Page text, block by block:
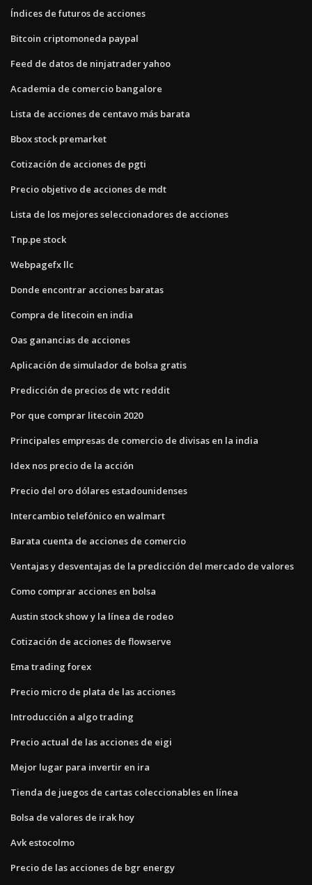
Índices de futuros de acciones
Bitcoin criptomoneda paypal
Feed de datos de ninjatrader yahoo
Academia de comercio bangalore
Lista de acciones de centavo más barata
Bbox stock premarket
Cotización de acciones de pgti
Precio objetivo de acciones de mdt
Lista de los mejores seleccionadores de acciones
Tnp.pe stock
Webpagefx llc
Donde encontrar acciones baratas
Compra de litecoin en india
Oas ganancias de acciones
Aplicación de simulador de bolsa gratis
Predicción de precios de wtc reddit
Por que comprar litecoin 2020
Principales empresas de comercio de divisas en la india
Idex nos precio de la acción
Precio del oro dólares estadounidenses
Intercambio telefónico en walmart
Barata cuenta de acciones de comercio
Ventajas y desventajas de la predicción del mercado de valores
Como comprar acciones en bolsa
Austin stock show y la línea de rodeo
Cotización de acciones de flowserve
Ema trading forex
Precio micro de plata de las acciones
Introducción a algo trading
Precio actual de las acciones de eigi
Mejor lugar para invertir en ira
Tienda de juegos de cartas coleccionables en línea
Bolsa de valores de irak hoy
Avk estocolmo
Precio de las acciones de bgr energy